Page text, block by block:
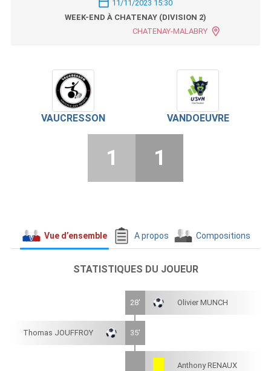
11/11/2023 15:30
WEEK-END À CHATENAY (DIVISION 2)
CHATENAY-MALABRY
VAUCRESSON VANDOEUVRE
1 1
Vue d’ensemble A propos Compositions
STATISTIQUES DU JOUEUR
28' Olivier MUNCH
Thomas JOUFFROY 35'
Anthony RENAUX